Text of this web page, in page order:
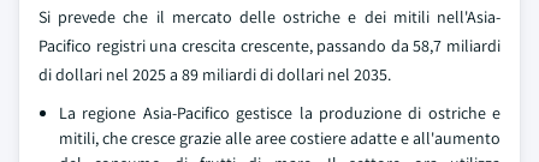
Si prevede che il mercato delle ostriche e dei mitili nell'Asia-
Pacifico registri una crescita crescente, passando da 58,7 miliardi
di dollari nel 2025 a 89 miliardi di dollari nel 2035.
La regione Asia-Pacifico gestisce la produzione di ostriche e
mitili, che cresce grazie alle aree costiere adatte e all'aumento